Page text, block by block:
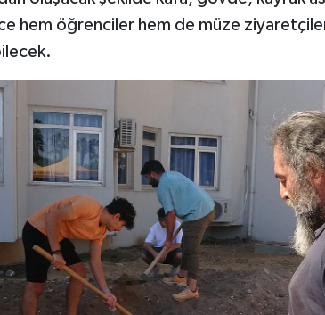
hem öğrenciler hem de müze